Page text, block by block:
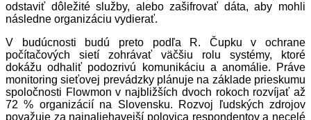
odstaviť dôležité služby, alebo zašifrovať dáta, aby mohli
následne organizáciu vydierať.
V budúcnosti budú preto podľa R. Čupku v ochrane
počítačových sietí zohrávať väčšiu rolu systémy, ktoré
dokážu odhaliť podozrivú komunikáciu a anomálie. Práve
monitoring sieťovej prevádzky plánuje na základe prieskumu
spoločnosti Flowmon v najbližších dvoch rokoch rozvíjať až
72 % organizácií na Slovensku. Rozvoj ľudských zdrojov
považuje za najnaliehavejší polovica respondentov a necelé